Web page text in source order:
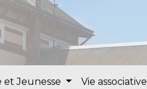
et Jeunesse Vie associative